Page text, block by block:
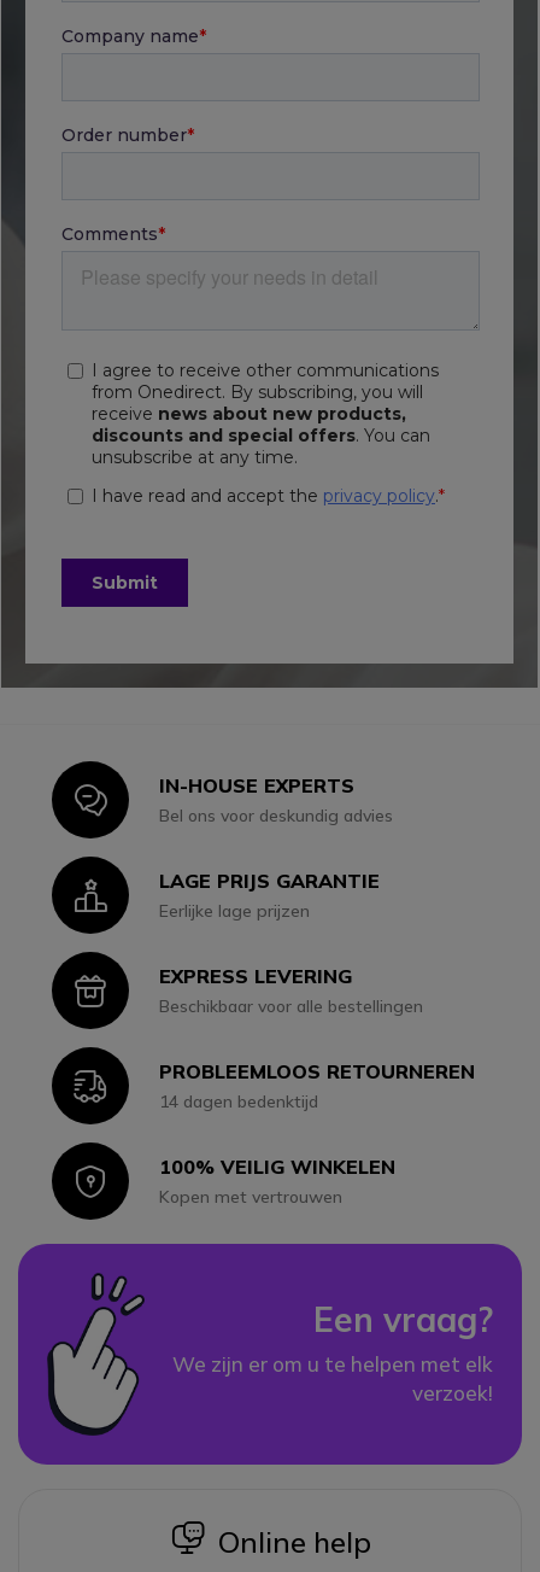
IconIN-HOUSE EXPERTS
Bel ons voor deskundig advies
IconLAGE PRIJS GARANTIE
Eerlijke lage prijzen
IconEXPRESS LEVERING
Beschikbaar voor alle bestellingen
IconPROBLEEMLOOS RETOURNEREN
14 dagen bedenktijd
Icon100% VEILIG WINKELEN
Kopen met vertrouwen
Een vraag?
We zijn er om u te helpen met elk
verzoek!
icon
Online help